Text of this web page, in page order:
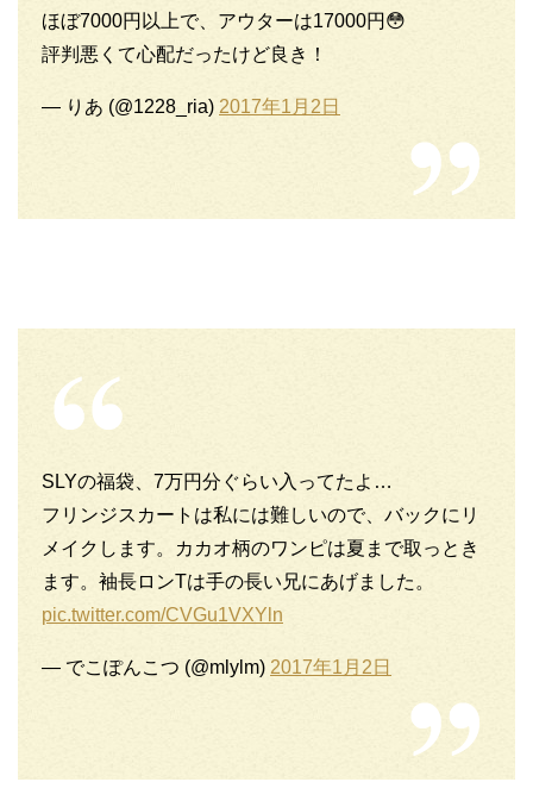
ほぼ7000円以上で、アウターは17000円😳
評判悪くて心配だったけど良き！
— りあ (@1228_ria) 2017年1月2日
SLYの福袋、7万円分ぐらい入ってたよ…
フリンジスカートは私には難しいので、バックにリ
メイクします。カカオ柄のワンピは夏まで取っとき
ます。袖長ロンTは手の長い兄にあげました。
pic.twitter.com/CVGu1VXYln
— でこぽんこつ (@mlylm) 2017年1月2日